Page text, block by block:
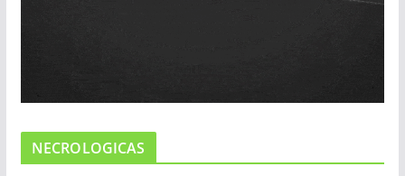
NECROLOGICAS